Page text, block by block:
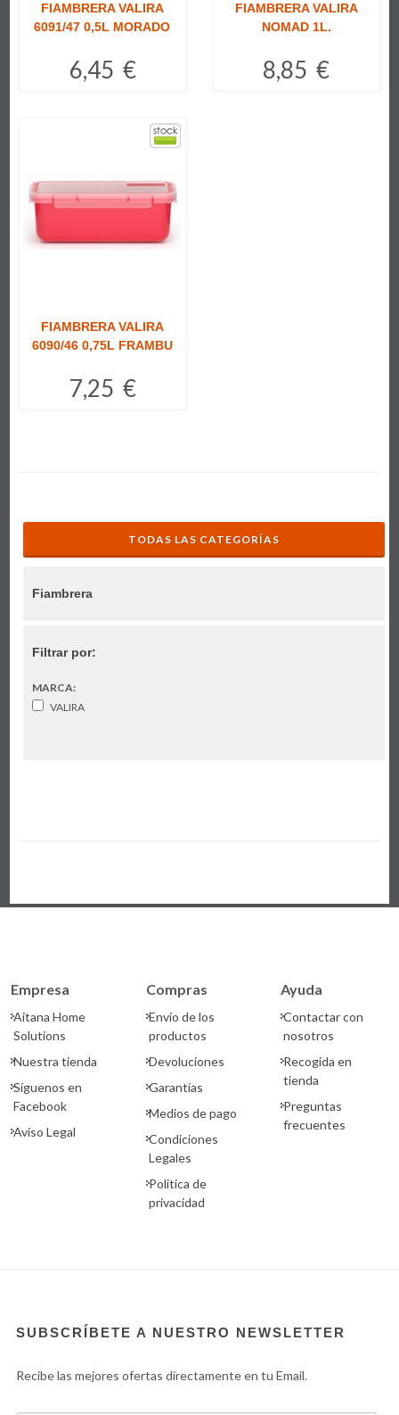
FIAMBRERA VALIRA
6091/47 0,5L MORADO
6,45 €
FIAMBRERA VALIRA
NOMAD 1L.
8,85 €
FIAMBRERA VALIRA
6090/46 0,75L FRAMBU
7,25 €
TODAS LAS CATEGORÍAS
Fiambrera
Filtrar por:
MARCA:
VALIRA
Empresa
Aitana Home
Solutions
Nuestra tienda
Síguenos en
Facebook
Aviso Legal
Compras
Envío de los
productos
Devoluciones
Garantías
Medios de pago
Condiciones
Legales
Politica de
privacidad
Ayuda
Contactar con
nosotros
Recogida en
tienda
Preguntas
frecuentes
SUBSCRÍBETE A NUESTRO NEWSLETTER
Recibe las mejores ofertas directamente en tu Email.